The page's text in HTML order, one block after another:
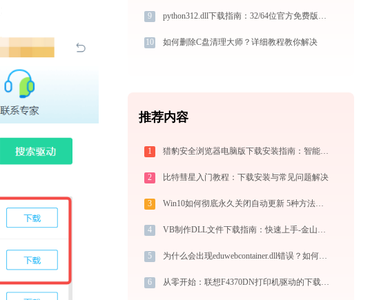
9 python312.dll下载指南：32/64位官方免费版获取与安装教程
10 如何删除C盘清理大师？详细教程教你解决
推荐内容
1 猎豹安全浏览器电脑版下载安装指南：智能极速双核，畅享安全无弹窗上网体验
2 比特彗星入门教程：下载安装与常见问题解决
3 Win10如何彻底永久关闭自动更新 5种方法教你永久关闭win10自动更新
4 VB制作DLL文件下载指南：快速上手-金山毒霸
5 为什么会出现eduwebcontainer.dll错误？如何快速解决
6 从零开始：联想F4370DN打印机驱动的下载及安装流程